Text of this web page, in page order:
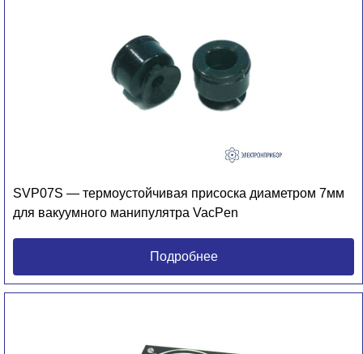
SVP07S — термоустойчивая присоска диаметром 7мм
для вакуумного манипулятра VacPen
Подробнее